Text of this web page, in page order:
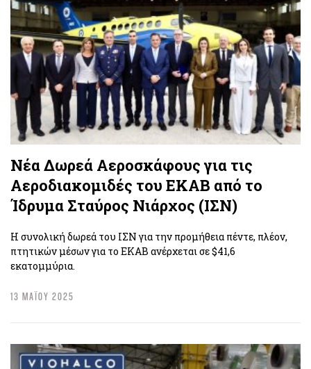
Νέα Δωρεά Αεροσκάφους για τις
Αεροδιακομιδές του ΕΚΑΒ από το
Ίδρυμα Σταύρος Νιάρχος (ΙΣΝ)
Η συνολική δωρεά του ΙΣΝ για την προμήθεια πέντε, πλέον,
πτητικών μέσων για το ΕΚΑΒ ανέρχεται σε $41,6
εκατομμύρια.
13 ΜΑΪΟΥ 2025